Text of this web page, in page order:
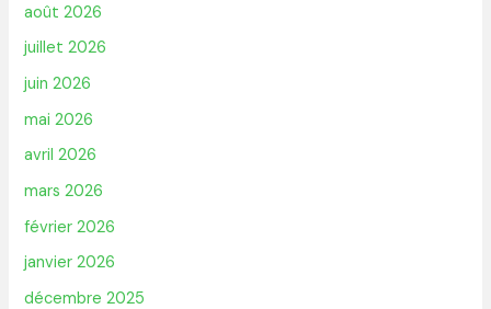
août 2026
juillet 2026
juin 2026
mai 2026
avril 2026
mars 2026
février 2026
janvier 2026
décembre 2025